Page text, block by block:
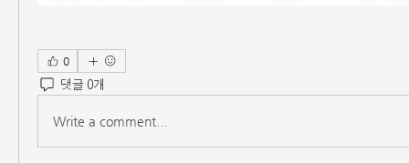
0
댓글 0개
Write a comment...